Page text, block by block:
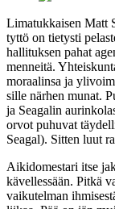
Limatukkaisen Matt
tyttö on tietysti
hallituksen pahat
menneitä.
moraalinsa ja
sille närhen munat.
ja Seagalin
orvot puhuvat
Seagal). Sitten luut
Aikidomestari itse
kävellessään. Pitkä
vaikutelman